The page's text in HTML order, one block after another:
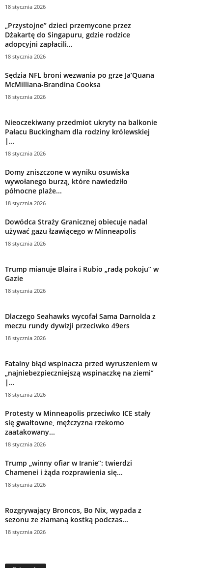
18 stycznia 2026
„Przystojne” dzieci przemycone przez
Dżakartę do Singapuru, gdzie rodzice
adopcyjni zapłacili...
18 stycznia 2026
Sędzia NFL broni wezwania po grze Ja’Quana
McMilliana-Brandina Cooksa
18 stycznia 2026
Nieoczekiwany przedmiot ukryty na balkonie
Pałacu Buckingham dla rodziny królewskiej
|...
18 stycznia 2026
Domy zniszczone w wyniku osuwiska
wywołanego burzą, które nawiedziło
północne plaże...
18 stycznia 2026
Dowódca Straży Granicznej obiecuje nadal
używać gazu łzawiącego w Minneapolis
18 stycznia 2026
Trump mianuje Blaira i Rubio „radą pokoju” w
Gazie
18 stycznia 2026
Dlaczego Seahawks wycofał Sama Darnolda z
meczu rundy dywizji przeciwko 49ers
18 stycznia 2026
Fatalny błąd wspinacza przed wyruszeniem w
„najniebezpieczniejszą wspinaczkę na ziemi”
|...
18 stycznia 2026
Protesty w Minneapolis przeciwko ICE stały
się gwałtowne, mężczyzna rzekomo
zaatakowany...
18 stycznia 2026
Trump „winny ofiar w Iranie”: twierdzi
Chamenei i żąda rozprawienia się...
18 stycznia 2026
Rozgrywający Broncos, Bo Nix, wypada z
sezonu ze złamaną kostką podczas...
18 stycznia 2026